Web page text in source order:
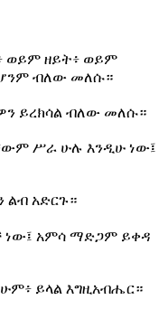
ወይም ዘይት፥ ወይም
ብለው መለሱ።
ይረክሳል ብለው መለሱ።
ሥራ ሁሉ እንዲሁ ነው፤
ልብ አድርጉ።
ነው፤ አምሳ ማድጋም ይቀዳ
ይላል እግዚአብሔር።